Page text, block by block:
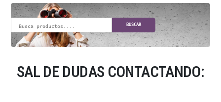
BUSCAR
SAL DE DUDAS CONTACTANDO: